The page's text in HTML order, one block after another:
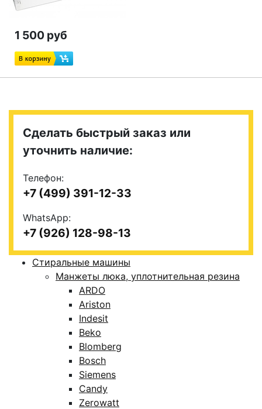
1 500 руб
Сделать быстрый заказ или
уточнить наличие:
Телефон:
+7 (499) 391-12-33
WhatsApp:
+7 (926) 128-98-13
Стиральные машины
Манжеты люка, уплотнительная резина
ARDO
Ariston
Indesit
Beko
Blomberg
Bosch
Siemens
Candy
Zerowatt